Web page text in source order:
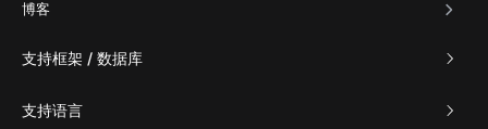
博客
支持框架 / 数据库
支持语言